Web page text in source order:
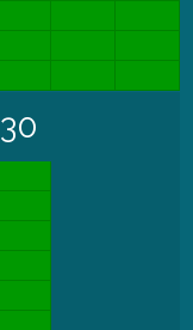
30